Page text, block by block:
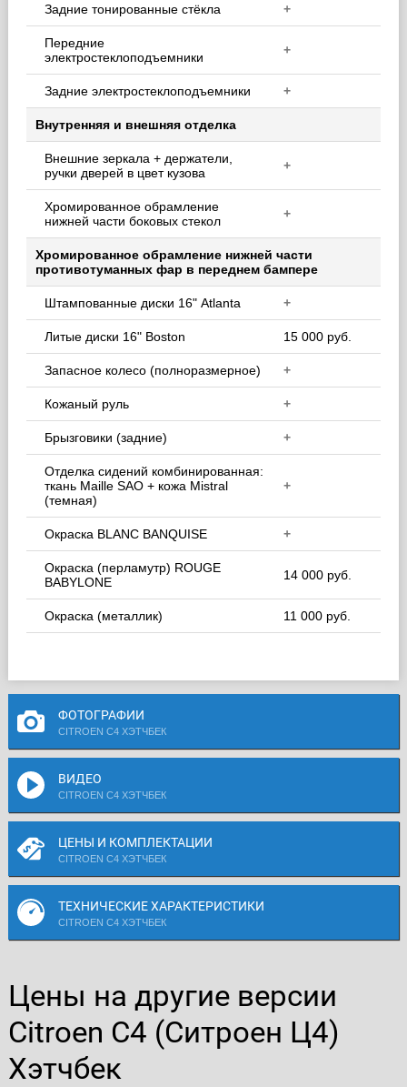
Задние тонированные стёкла +
Передние
электростеклоподъемники
+
Задние электростеклоподъемники +
Внутренняя и внешняя отделка
Внешние зеркала + держатели,
ручки дверей в цвет кузова
+
Хромированное обрамление
нижней части боковых стекол
+
Хромированное обрамление нижней части
противотуманных фар в переднем бампере
Штампованные диски 16" Atlanta +
Литые диски 16" Boston 15 000 руб.
Запасное колесо (полноразмерное) +
Кожаный руль +
Брызговики (задние) +
Отделка сидений комбинированная:
ткань Maille SAO + кожа Mistral
(темная)
+
Окраска BLANC BANQUISE +
Окраска (перламутр) ROUGE
BABYLONE
14 000 руб.
Окраска (металлик) 11 000 руб.
ФОТОГРАФИИ
CITROEN C4 ХЭТЧБЕК
ВИДЕО
CITROEN C4 ХЭТЧБЕК
ЦЕНЫ И КОМПЛЕКТАЦИИ
CITROEN C4 ХЭТЧБЕК
ТЕХНИЧЕСКИЕ ХАРАКТЕРИСТИКИ
CITROEN C4 ХЭТЧБЕК
Цены на другие версии
Citroen C4 (Ситроен Ц4)
Хэтчбек